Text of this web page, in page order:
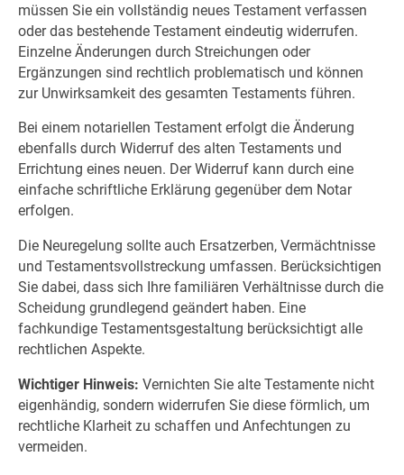
müssen Sie ein vollständig neues Testament verfassen
oder das bestehende Testament eindeutig widerrufen.
Einzelne Änderungen durch Streichungen oder
Ergänzungen sind rechtlich problematisch und können
zur Unwirksamkeit des gesamten Testaments führen.
Bei einem notariellen Testament erfolgt die Änderung
ebenfalls durch Widerruf des alten Testaments und
Errichtung eines neuen. Der Widerruf kann durch eine
einfache schriftliche Erklärung gegenüber dem Notar
erfolgen.
Die Neuregelung sollte auch Ersatzerben, Vermächtnisse
und Testamentsvollstreckung umfassen. Berücksichtigen
Sie dabei, dass sich Ihre familiären Verhältnisse durch die
Scheidung grundlegend geändert haben. Eine
fachkundige Testamentsgestaltung berücksichtigt alle
rechtlichen Aspekte.
Wichtiger Hinweis: Vernichten Sie alte Testamente nicht
eigenhändig, sondern widerrufen Sie diese förmlich, um
rechtliche Klarheit zu schaffen und Anfechtungen zu
vermeiden.